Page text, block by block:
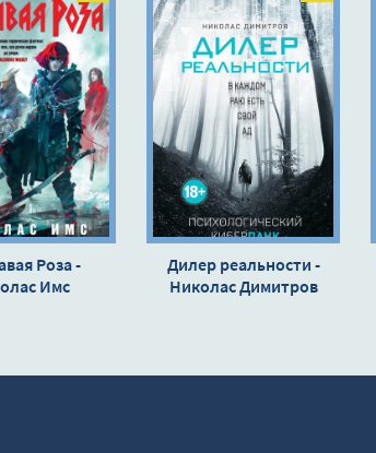
Роза -
Имс
Дилер реальности -
Николас Димитров